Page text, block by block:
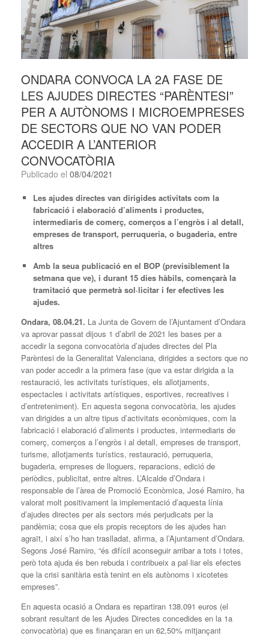
ONDARA CONVOCA LA 2A FASE DE
LES AJUDES DIRECTES “PARÈNTESI”
PER A AUTÒNOMS I MICROEMPRESES
DE SECTORS QUE NO VAN PODER
ACCEDIR A L’ANTERIOR
CONVOCATÒRIA
Publicado el 08/04/2021
Les ajudes directes van dirigides activitats com la
fabricació i elaboració d’aliments i productes,
intermediaris de comerç, comerços a l’engròs i al detall,
empreses de transport, perruqueria, o bugaderia, entre
altres
Amb la seua publicació en el BOP (previsiblement la
setmana que ve), i durant 15 dies hàbils, començarà la
tramitació que permetrà sol·licitar i fer efectives les
ajudes.
Ondara, 08.04.21. La Junta de Govern de l’Ajuntament d’Ondara
va aprovar passat dijous 1 d’abril de 2021 les bases per a
accedir la segona convocatòria d’ajudes directes del Pla
Parèntesi de la Generalitat Valenciana, dirigides a sectors que no
van poder accedir a la primera fase (que va estar dirigida a la
restauració, les activitats turístiques, els allotjaments,
espectacles i activitats artístiques, esportives, recreatives i
d’entreteniment). En aquesta segona convocatòria, les ajudes
van dirigides a un altre tipus d’activitats econòmiques, com la
fabricació i elaboració d’aliments i productes, intermediaris de
comerç, comerços a l’engròs i al detall, empreses de transport,
turisme, allotjaments turístics, restauració, perruqueria,
bugaderia, empreses de lloguers, reparacions, edició de
periòdics, publicitat, entre altres. L’Alcalde d’Ondara i
responsable de l’àrea de Promoció Econòmica, José Ramiro, ha
valorat molt positivament la implementació d’aquesta línia
d’ajudes directes per als sectors més perjudicats per la
pandèmia; cosa que els propis receptors de les ajudes han
agraït, i així s’ho han traslladat, afirma, a l’Ajuntament d’Ondara.
Segons José Ramiro, “és difícil aconseguir arribar a tots i totes,
però tota ajuda és ben rebuda i contribueix a pal·liar els efectes
que la crisi sanitària està tenint en els autònoms i xicotetes
empreses”.
En aquesta ocasió a Ondara es repartiran 138.091 euros (el
sobrant resultant de les Ajudes Directes concedides en la 1a
convocatòria) que es finançaran en un 62,50% mitjançant